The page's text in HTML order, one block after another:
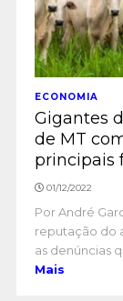
ECONOMIA
Gigantes
de MT
principais
01/12/2022
Por André
reputação do
as denúncias
Mais